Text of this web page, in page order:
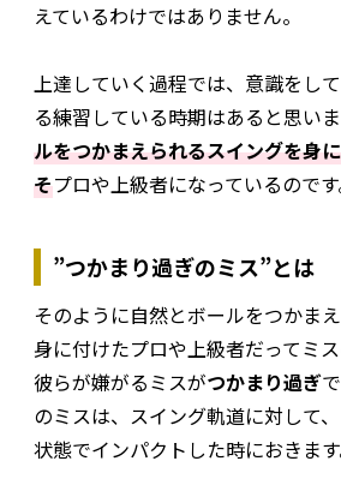
えているわけではありません。
上達していく過程では、意識をし
る練習している時期はあると思いま
ルをつかまえられるスイングを身
そプロや上級者になっているのです
”つかまり過ぎのミス”とは
そのように自然とボールをつかま
身に付けたプロや上級者だってミ
彼らが嫌がるミスがつかまり過ぎ
のミスは、スイング軌道に対して
状態でインパクトした時におきます